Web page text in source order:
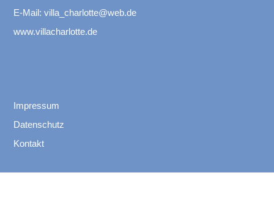
E-Mail: villa_charlotte@web.de
www.villacharlotte.de
Impressum
Datenschutz
Kontakt